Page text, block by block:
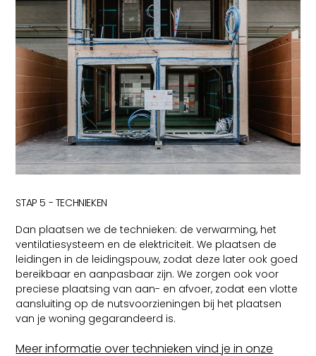
STAP 5 - TECHNIEKEN
Dan plaatsen we de technieken: de verwarming, het
ventilatiesysteem en de elektriciteit. We plaatsen de
leidingen in de leidingspouw, zodat deze later ook goed
bereikbaar en aanpasbaar zijn. We zorgen ook voor
preciese plaatsing van aan- en afvoer, zodat een vlotte
aansluiting op de nutsvoorzieningen bij het plaatsen
van je woning gegarandeerd is.
Meer informatie over technieken vind je in onze